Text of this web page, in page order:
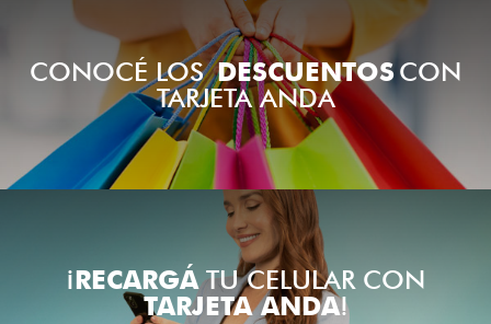
CONOCÉ LOSDESCUENTOSCON
TARJETA ANDA
¡RECARGÁTU CELULAR CON
TARJETA ANDA!